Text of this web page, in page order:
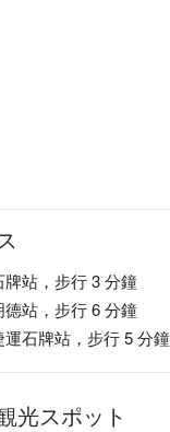
牌站，步行 3 分鐘
德站，步行 6 分鐘
運石牌站，步行 5 分鐘
光スポット